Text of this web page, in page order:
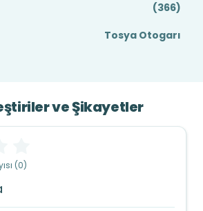
(366)
Tosya Otogarı
ve Şikayetler
(0)